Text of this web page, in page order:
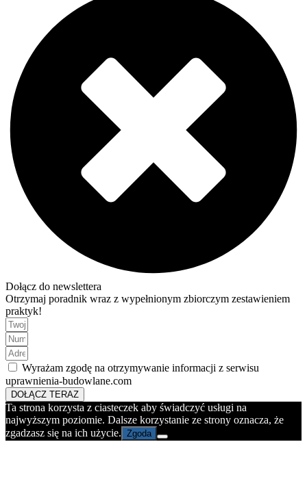
Dołącz do newslettera
Otrzymaj poradnik wraz z wypełnionym zbiorczym zestawieniem
praktyk!
Wyrażam zgodę na otrzymywanie informacji z serwisu
uprawnienia-budowlane.com
DOŁĄCZ TERAZ
Ta strona korzysta z ciasteczek aby świadczyć usługi na
najwyższym poziomie. Dalsze korzystanie ze strony oznacza, że
zgadzasz się na ich użycie. Zgoda